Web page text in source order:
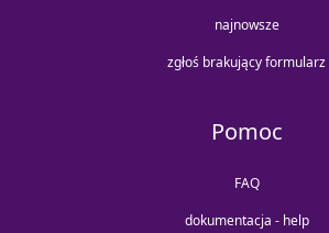
najnowsze
zgłoś brakujący formularz
Pomoc
FAQ
dokumentacja - help